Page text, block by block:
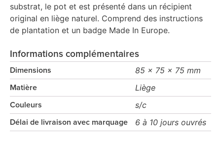
substrat, le pot et est présenté dans un récipient
original en liège naturel. Comprend des instructions
de plantation et un badge Made In Europe.
Informations complémentaires
Dimensions 85 x 75 x 75 mm
Matière Liège
Couleurs s/c
Délai de livraison avec marquage 6 à 10 jours ouvrés